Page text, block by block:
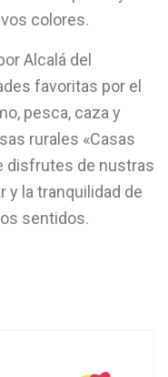
colores.
Alcalá del
favoritas por el
pesca, caza y
rurales «Casas
disfrutes de nustras
y la tranquilidad de
sentidos.